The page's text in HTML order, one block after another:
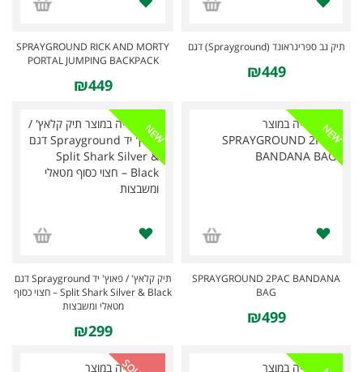
תיק גב ספריגראונד (Sprayground) דגם
₪449
SPRAYGROUND RICK AND MORTY
PORTAL JUMPING BACKPACK
₪449
NEW
SPRAYGROUND 2PAC BANDANA
BAG
₪499
NEW
תיק קלאץ' / פאוץ' יד Sprayground דגם
Split Shark Silver & Black – חצוי כסוף
מטאלי ומשבצות
₪299